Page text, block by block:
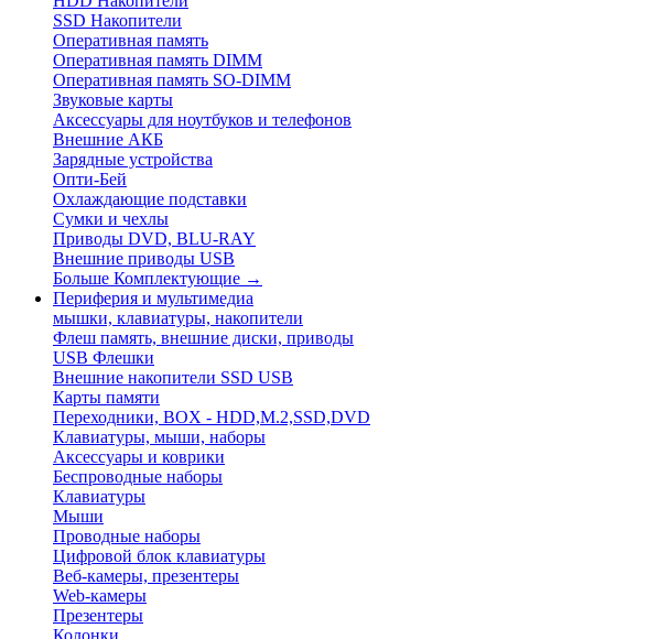
SSD Накопители
Оперативная память
Оперативная память DIMM
Оперативная память SO-DIMM
Звуковые карты
Аксессуары для ноутбуков и телефонов
Внешние АКБ
Зарядные устройства
Опти-Бей
Охлаждающие подставки
Сумки и чехлы
Приводы DVD, BLU-RAY
Внешние приводы USB
Больше Комплектующие →
Периферия и мультимедиа
мышки, клавиатуры, накопители
Флеш память, внешние диски, приводы
USB Флешки
Внешние накопители SSD USB
Карты памяти
Переходники, BOX - HDD,M.2,SSD,DVD
Клавиатуры, мыши, наборы
Аксессуары и коврики
Беспроводные наборы
Клавиатуры
Мыши
Проводные наборы
Цифровой блок клавиатуры
Веб-камеры, презентеры
Web-камеры
Презентеры
Колонки